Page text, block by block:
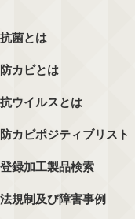
抗菌とは
防カビとは
抗ウイルスとは
防カビポジティブリスト
登録加工製品検索
法規制及び障害事例